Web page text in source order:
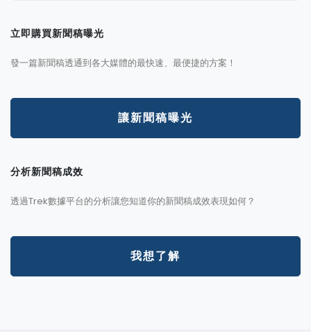
立即購買新聞稿曝光
發一篇新聞稿透通到各大媒體的最快速、最便捷的方案！
讓新聞稿曝光
分析新聞稿成效
透過Trek數據平台的分析讓您知道你的新聞稿成效表現如何？
我想了解